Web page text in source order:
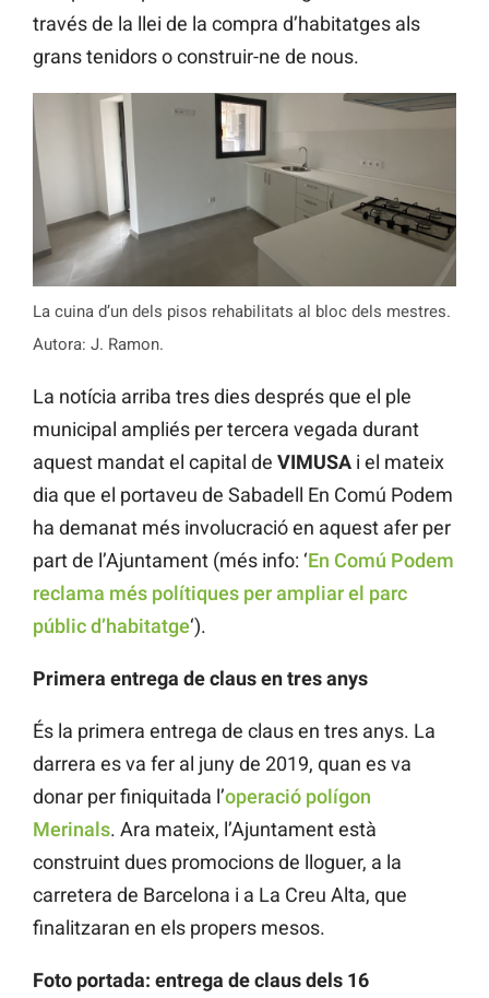
través de la llei de la compra d’habitatges als
grans tenidors o construir-ne de nous.
La cuina d’un dels pisos rehabilitats al bloc dels mestres.
Autora: J. Ramon.
La notícia arriba tres dies després que el ple
municipal ampliés per tercera vegada durant
aquest mandat el capital de VIMUSA i el mateix
dia que el portaveu de Sabadell En Comú Podem
ha demanat més involucració en aquest afer per
part de l’Ajuntament (més info: ‘En Comú Podem
reclama més polítiques per ampliar el parc
públic d’habitatge‘).
Primera entrega de claus en tres anys
És la primera entrega de claus en tres anys. La
darrera es va fer al juny de 2019, quan es va
donar per finiquitada l’operació polígon
Merinals. Ara mateix, l’Ajuntament està
construint dues promocions de lloguer, a la
carretera de Barcelona i a La Creu Alta, que
finalitzaran en els propers mesos.
Foto portada: entrega de claus dels 16